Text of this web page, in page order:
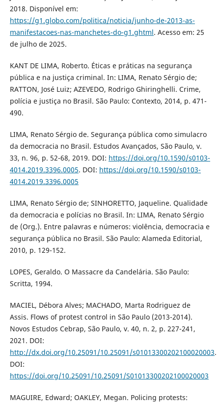
2018. Disponível em:
https://g1.globo.com/politica/noticia/junho-de-2013-as-
manifestacoes-nas-manchetes-do-g1.ghtml. Acesso em: 25
de julho de 2025.
KANT DE LIMA, Roberto. Éticas e práticas na segurança
pública e na justiça criminal. In: LIMA, Renato Sérgio de;
RATTON, José Luiz; AZEVEDO, Rodrigo Ghiringhelli. Crime,
polícia e justiça no Brasil. São Paulo: Contexto, 2014, p. 471-
490.
LIMA, Renato Sérgio de. Segurança pública como simulacro
da democracia no Brasil. Estudos Avançados, São Paulo, v.
33, n. 96, p. 52-68, 2019. DOI: https://doi.org/10.1590/s0103-
4014.2019.3396.0005. DOI: https://doi.org/10.1590/s0103-
4014.2019.3396.0005
LIMA, Renato Sérgio de; SINHORETTO, Jaqueline. Qualidade
da democracia e polícias no Brasil. In: LIMA, Renato Sérgio
de (Org.). Entre palavras e números: violência, democracia e
segurança pública no Brasil. São Paulo: Alameda Editorial,
2010, p. 129-152.
LOPES, Geraldo. O Massacre da Candelária. São Paulo:
Scritta, 1994.
MACIEL, Débora Alves; MACHADO, Marta Rodriguez de
Assis. Flows of protest control in São Paulo (2013-2014).
Novos Estudos Cebrap, São Paulo, v. 40, n. 2, p. 227-241,
2021. DOI:
http://dx.doi.org/10.25091/10.25091/s01013300202100020003.
DOI:
https://doi.org/10.25091/10.25091/S01013300202100020003
MAGUIRE, Edward; OAKLEY, Megan. Policing protests: